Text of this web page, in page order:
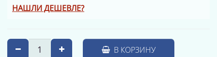
НАШЛИ ДЕШЕВЛЕ?
В КОРЗИНУ